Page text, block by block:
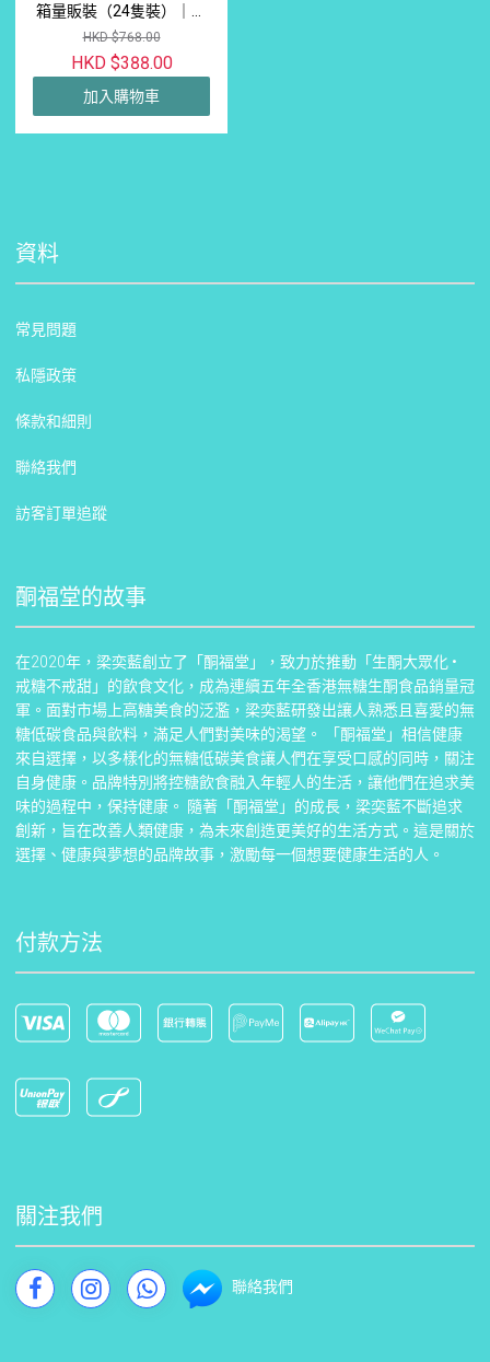
箱量販裝（24隻裝）｜無
激素滑嫩雞腿肉 · 長期備
餐與解救雞胸肉厭倦感首
選
HKD $768.00
HKD $388.00
加入購物車
資料
常見問題
私隱政策
條款和細則
聯絡我們
訪客訂單追蹤
酮福堂的故事
在2020年，梁奕藍創立了「酮福堂」，致力於推動「生酮大眾化 •
戒糖不戒甜」的飲食文化，成為連續五年全香港無糖生酮食品銷量冠
軍。面對市場上高糖美食的泛濫，梁奕藍研發出讓人熟悉且喜愛的無
糖低碳食品與飲料，滿足人們對美味的渴望。 「酮福堂」相信健康
來自選擇，以多樣化的無糖低碳美食讓人們在享受口感的同時，關注
自身健康。品牌特別將控糖飲食融入年輕人的生活，讓他們在追求美
味的過程中，保持健康。 隨著「酮福堂」的成長，梁奕藍不斷追求
創新，旨在改善人類健康，為未來創造更美好的生活方式。這是關於
選擇、健康與夢想的品牌故事，激勵每一個想要健康生活的人。
付款方法
關注我們
聯絡我們